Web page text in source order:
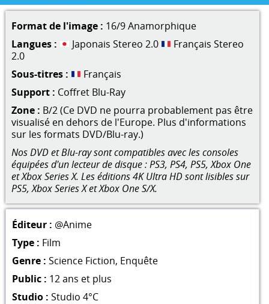
Format de l'image : 16/9 Anamorphique
Langues :
Japonais Stereo 2.0
Français Stereo
2.0
Sous-titres :
Français
Support : Coffret Blu-Ray
Zone : B/2 (Ce DVD ne pourra probablement pas être
visualisé en dehors de l'Europe. Plus d'informations
sur les formats DVD/Blu-ray.)
Nos DVD et Blu-ray sont compatibles avec les consoles
équipées d'un lecteur de disque : PS3, PS4, PS5, Xbox One
et Xbox Series X. Les éditions 4K Ultra HD sont lisibles sur
PS5, Xbox Series X et Xbox One S/X.
Éditeur : @Anime
Type : Film
Genre : Science Fiction, Enquête
Public : 12 ans et plus
Studio : Studio 4°C